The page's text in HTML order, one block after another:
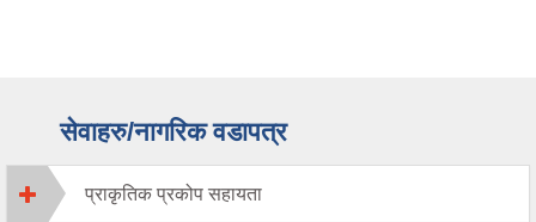
सेवाहरु/नागरिक वडापत्र
प्राकृतिक प्रकोप सहायता